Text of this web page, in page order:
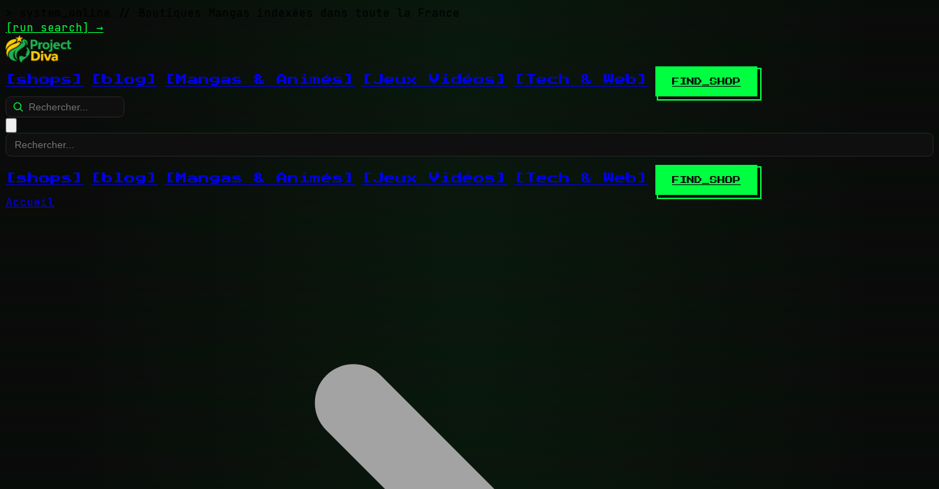
// Boutiques Mangas indexées dans toute la France
[run search] →
[shops] [blog] [Mangas & Animés] [Jeux Vidéos] [Tech & Web] FIND_SHOP
[shops] [blog] [Mangas & Animés] [Jeux Vidéos] [Tech & Web] FIND_SHOP
Accueil